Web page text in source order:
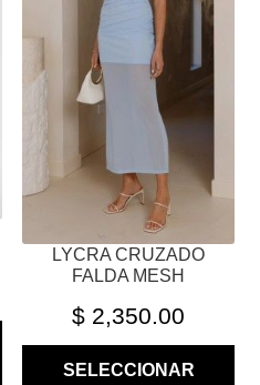
LYCRA CRUZADO
FALDA MESH
$ 2,350.00
SELECCIONAR
OPCIONES
SE
PUEDEN
EN
DE
PRODUCTO